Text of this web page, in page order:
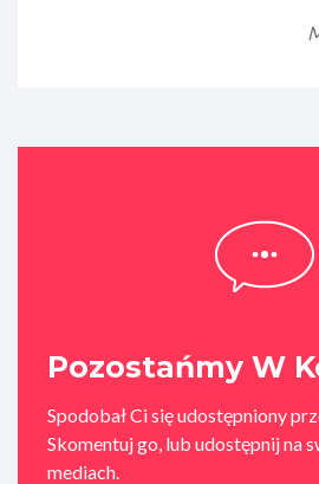
Pozostańmy W
Spodobał Ci się udostępniony
Skomentuj go, lub udostępnij na
mediach.